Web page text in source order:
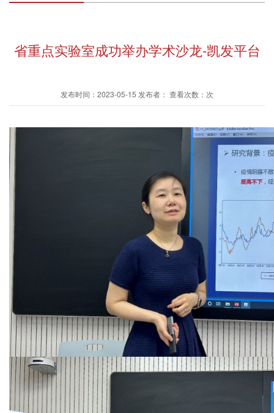
省重点实验室成功举办学术沙龙-凯发平台
发布时间：2023-05-15 发布者： 查看次数：次